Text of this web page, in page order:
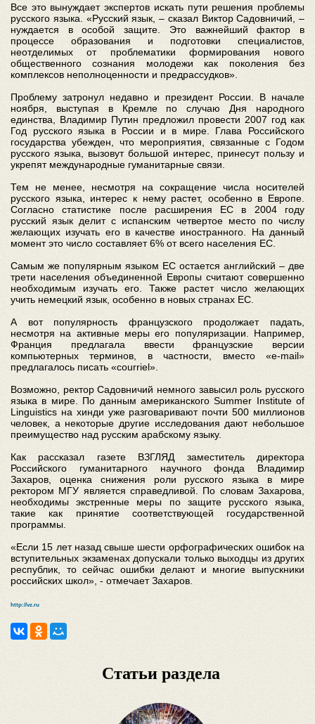
Все это вынуждает экспертов искать пути решения проблемы
русского языка. «Русский язык, – сказал Виктор Садовничий, –
нуждается в особой защите. Это важнейший фактор в
процессе образования и подготовки специалистов,
неотделимых от проблематики формирования нового
общественного сознания молодежи как поколения без
комплексов неполноценности и предрассудков».
Проблему затронул недавно и президент России. В начале
ноября, выступая в Кремле по случаю Дня народного
единства, Владимир Путин предложил провести 2007 год как
Год русского языка в России и в мире. Глава Российского
государства убежден, что мероприятия, связанные с Годом
русского языка, вызовут большой интерес, принесут пользу и
укрепят международные гуманитарные связи.
Тем не менее, несмотря на сокращение числа носителей
русского языка, интерес к нему растет, особенно в Европе.
Согласно статистике после расширения ЕС в 2004 году
русский язык делит с испанским четвертое место по числу
желающих изучать его в качестве иностранного. На данный
момент это число составляет 6% от всего населения ЕС.
Самым же популярным языком ЕС остается английский – две
трети населения объединенной Европы считают совершенно
необходимым изучать его. Также растет число желающих
учить немецкий язык, особенно в новых странах ЕС.
А вот популярность французского продолжает падать,
несмотря на активные меры его популяризации. Например,
Франция предлагала ввести французские версии
компьютерных терминов, в частности, вместо «e-mail»
предлагалось писать «courriel».
Возможно, ректор Садовничий немного завысил роль русского
языка в мире. По данным американского Summer Institute of
Linguistics на хинди уже разговаривают почти 500 миллионов
человек, а некоторые другие исследования дают небольшое
преимущество над русским арабскому языку.
Как рассказал газете ВЗГЛЯД заместитель директора
Российского гуманитарного научного фонда Владимир
Захаров, оценка снижения роли русского языка в мире
ректором МГУ является справедливой. По словам Захарова,
необходимы экстренные меры по защите русского языка,
такие как принятие соответствующей государственной
программы.
«Если 15 лет назад свыше шести орфографических ошибок на
вступительных экзаменах допускали только выходцы из других
республик, то сейчас ошибки делают и многие выпускники
российских школ», - отмечает Захаров.
http://vz.ru
Статьи раздела